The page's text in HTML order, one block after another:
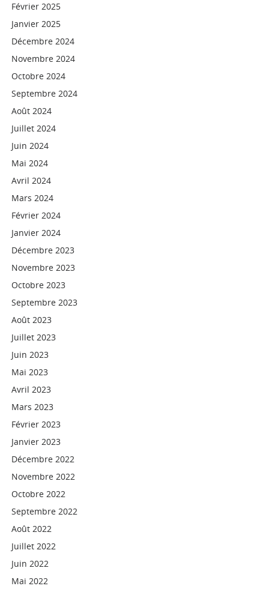
Février 2025
Janvier 2025
Décembre 2024
Novembre 2024
Octobre 2024
Septembre 2024
Août 2024
Juillet 2024
Juin 2024
Mai 2024
Avril 2024
Mars 2024
Février 2024
Janvier 2024
Décembre 2023
Novembre 2023
Octobre 2023
Septembre 2023
Août 2023
Juillet 2023
Juin 2023
Mai 2023
Avril 2023
Mars 2023
Février 2023
Janvier 2023
Décembre 2022
Novembre 2022
Octobre 2022
Septembre 2022
Août 2022
Juillet 2022
Juin 2022
Mai 2022